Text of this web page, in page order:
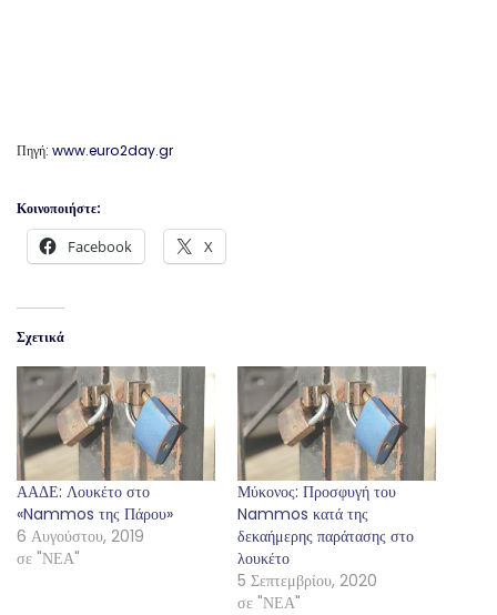
Πηγή: www.euro2day.gr
Κοινοποιήστε:
Facebook X
Σχετικά
ΑΑΔΕ: Λουκέτο στο
«Nammos της Πάρου»
6 Αυγούστου, 2019
σε "ΝΕΑ"
Μύκονος: Προσφυγή του
Nammos κατά της
δεκαήμερης παράτασης στο
λουκέτο
5 Σεπτεμβρίου, 2020
σε "ΝΕΑ"